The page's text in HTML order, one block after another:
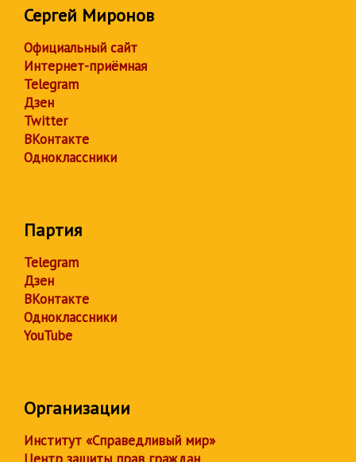
Сергей Миронов
Официальный сайт
Интернет-приёмная
Telegram
Дзен
Twitter
ВКонтакте
Одноклассники
Партия
Telegram
Дзен
ВКонтакте
Одноклассники
YouTube
Организации
Институт «Справедливый мир»